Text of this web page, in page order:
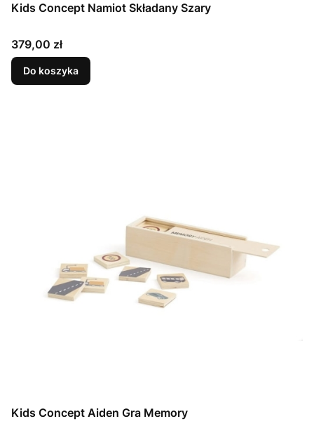
Kids Concept Namiot Składany Szary
Cena
379,00 zł
Do koszyka
Kids Concept Aiden Gra Memory